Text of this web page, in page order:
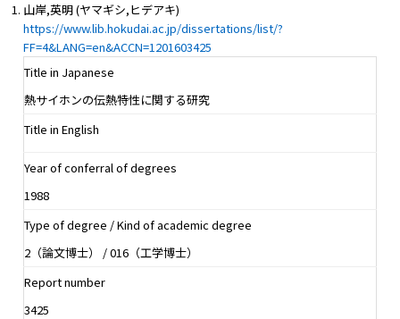
山岸,英明 (ヤマギシ,ヒデアキ)
https://www.lib.hokudai.ac.jp/dissertations/list/?
FF=4&LANG=en&ACCN=1201603425
Title in Japanese
熱サイホンの伝熱特性に関する研究
Title in English
Year of conferral of degrees
1988
Type of degree / Kind of academic degree
2（論文博士） / 016（工学博士）
Report number
3425